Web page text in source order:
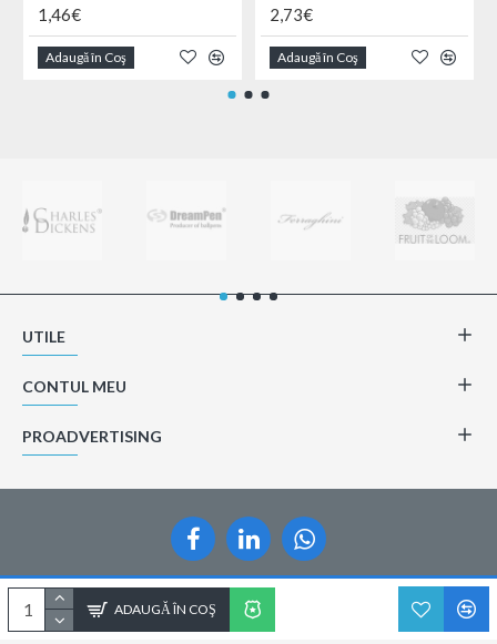
ADAUGĂ ÎN COŞ
1,46€
Adaugă în Coş
2,73€
Adaugă în Coş
UTILE
CONTUL MEU
PROADVERTISING
Copyright © 2014-2021, Proadvertising.ro, Toate drepturile rezervate